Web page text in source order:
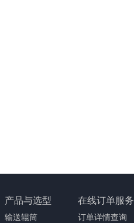
产品与选型
输送辊筒
在线订单服务
订单详情查询